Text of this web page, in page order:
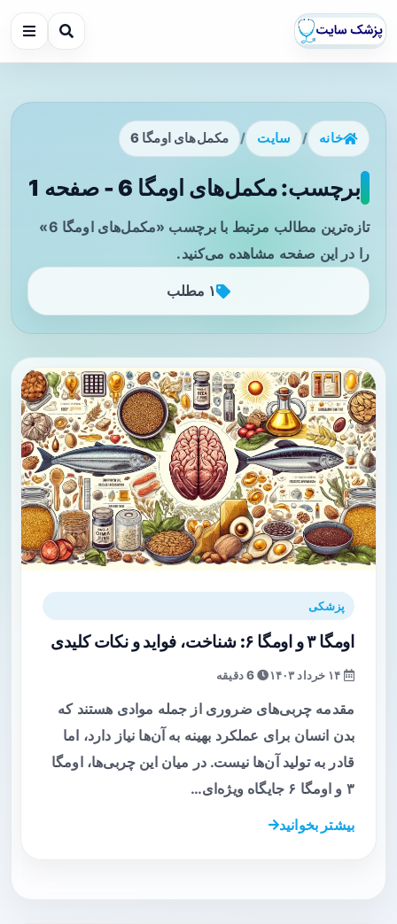
خانه / سایت / مکمل‌های اومگا 6
برچسب: مکمل‌های اومگا 6 - صفحه 1
تازه‌ترین مطالب مرتبط با برچسب «مکمل‌های اومگا 6»
را در این صفحه مشاهده می‌کنید.
۱ مطلب
پزشکی
اومگا ۳ و اومگا ۶: شناخت، فواید و نکات کلیدی
6 دقیقه
مقدمه چربی‌های ضروری از جمله موادی هستند که
بدن انسان برای عملکرد بهینه به آن‌ها نیاز دارد، اما
قادر به تولید آن‌ها نیست. در میان این چربی‌ها، اومگا
۳ و اومگا ۶ جایگاه ویژه‌ای…
بیشتر بخوانید